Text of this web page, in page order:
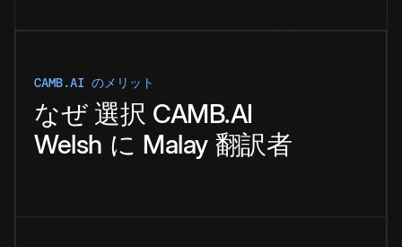
CAMB.AI のメリット
なぜ 選択 CAMB.AI
Welsh に Malay 翻訳者